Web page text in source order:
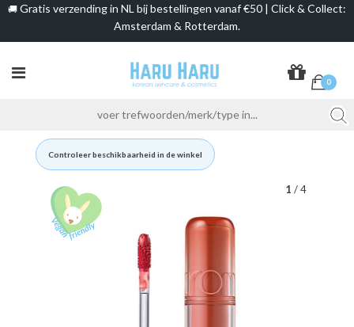
🚚 Gratis verzending in NL bij bestellingen vanaf €50 | Click & Collect:
Amsterdam & Rotterdam.
0
Controleer beschikbaarheid in de winkel
1 / 4